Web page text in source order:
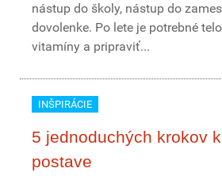
nástup do školy, nástup do
dovolenke. Po lete je potrebné
vitamíny a pripraviť...
INŠPIRÁCIE
5 jednoduchých krokov
postave